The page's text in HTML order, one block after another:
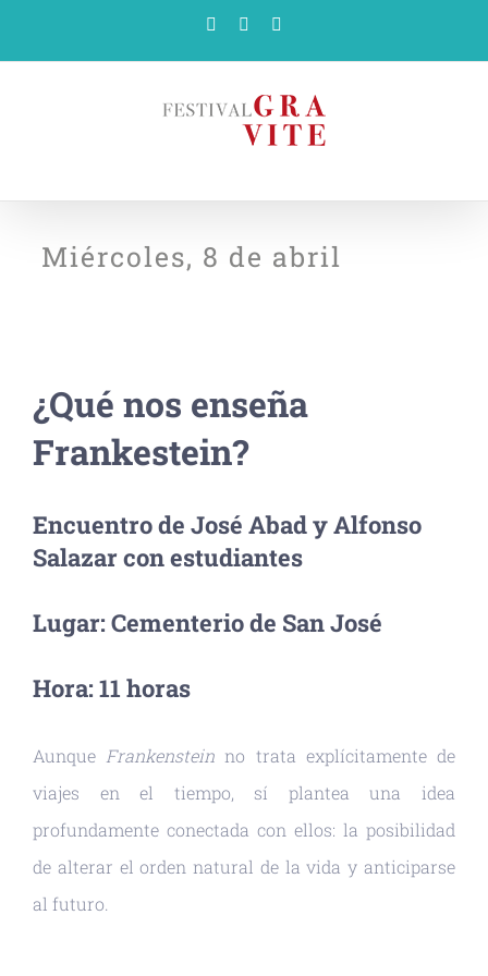
Facebook
Miércoles, 8 de abril
¿Qué nos enseña
Frankestein?
Encuentro de José Abad y Alfonso
Salazar con estudiantes
Lugar: Cementerio de San José
Hora: 11 horas
Aunque Frankenstein no trata explícitamente de
viajes en el tiempo, sí plantea una idea
profundamente conectada con ellos: la posibilidad
de alterar el orden natural de la vida y anticiparse
al futuro.